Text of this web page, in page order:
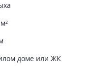
доме или ЖК